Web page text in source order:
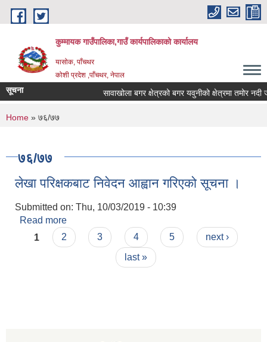
Skip to main content
कुम्मायक गाउँपालिका,गाउँ कार्यपालिकाको कार्यालय
यासोक, पाँचथर
कोशी प्रदेश ,पाँचथर, नेपाल
सूचना सावाखोला बगर क्षेत्रको बगर यवुनीको क्षेत्रमा तमोर नदी
You are here
Home » ७६/७७
७६/७७
लेखा परिक्षकबाट निवेदन आह्वान गरिएको सूचना ।
Submitted on: Thu, 10/03/2019 - 10:39
Read more
Pages
1 2 3 4 5
next ›
last »